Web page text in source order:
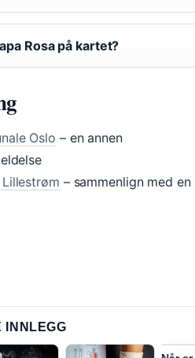
Rosa på kartet?
Oslo – en annen
– sammenlign med en
INNLEGG